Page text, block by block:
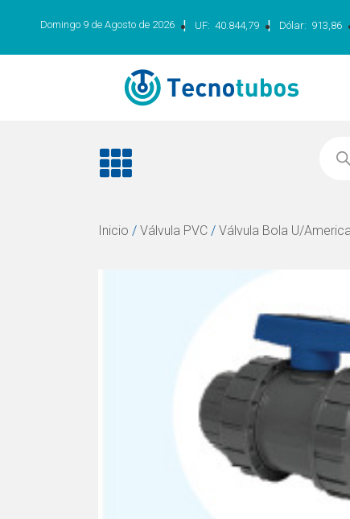
Domingo 9 de Agosto de 2026 | UF: 40.844,79 | Dólar: 913,86
Inicio / Válvula PVC / Válvula Bola U/